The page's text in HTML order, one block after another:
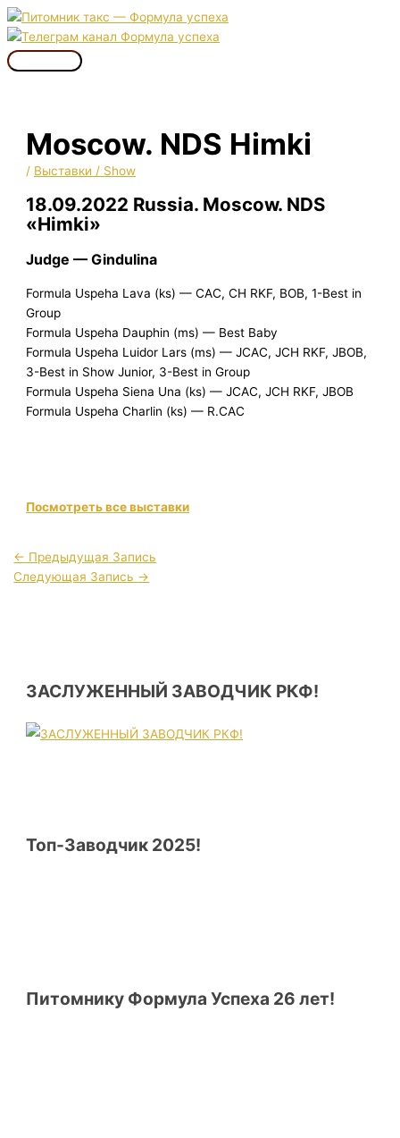
Перейти
к
содержимому
Главное
Moscow. NDS Himki
/ Выставки / Show
18.09.2022 Russia. Moscow. NDS
«Himki»
Judge — Gindulina
Formula Uspeha Lava (ks) — CAC, CH RKF, BOB, 1-Best in
Group
Formula Uspeha Dauphin (ms) — Best Baby
Formula Uspeha Luidor Lars (ms) — JCAC, JCH RKF, JBOB,
3-Best in Show Junior, 3-Best in Group
Formula Uspeha Siena Una (ks) — JCAC, JCH RKF, JBOB
Formula Uspeha Charlin (ks) — R.CAC
Посмотреть все выставки
← Предыдущая Запись
Следующая Запись →
ЗАСЛУЖЕННЫЙ ЗАВОДЧИК РКФ!
Топ-Заводчик 2025!
Питомнику Формула Успеха 26 лет!